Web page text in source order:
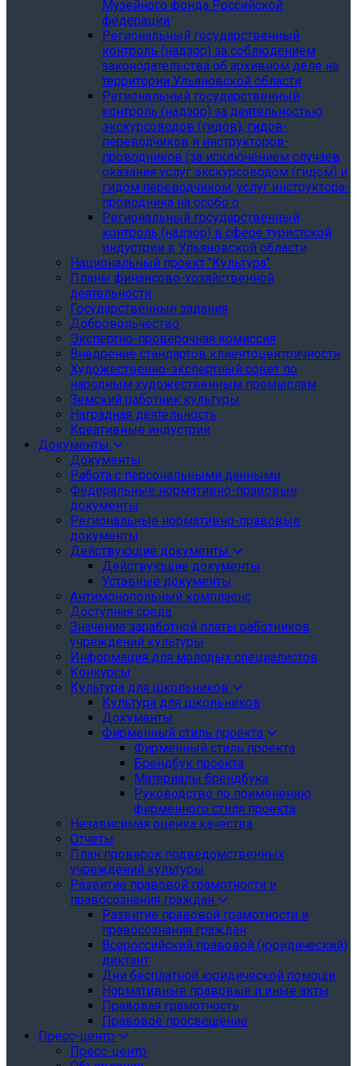
Музейного фонда Российской
федерации
Региональный государственный
контроль (надзор) за соблюдением
законодательства об архивном деле на
территории Ульяновской области
Региональный государственный
контроль (надзор) за деятельностью
экскурсоводов (гидов), гидов-
переводчиков и инструкторов-
проводников (за исключением случаев
оказания услуг экскурсоводом (гидом) и
гидом переводчиком, услуг инструктора-
проводника на особо о
Региональный государственный
контроль (надзор) в сфере туристской
индустрии в Ульяновской области
Национальный проект "Культура"
Планы финансово-хозяйственной
деятельности
Государственные задания
Добровольчество
Экспертно-проверочная комиссия
Внедрение стандартов клиентоцентричности
Художественно-экспертный совет по
народным художественным промыслам
Земский работник культуры
Наградная деятельность
Креативные индустрии
Документы
Документы
Работа с персональными данными
Федеральные нормативно-правовые
документы
Региональные нормативно-правовые
документы
Действующие документы
Действующие документы
Уставные документы
Антимонопольный комплаенс
Доступная среда
Значение заработной платы работников
учреждений культуры
Информация для молодых специалистов
Конкурсы
Культура для школьников
Культура для школьников
Документы
Фирменный стиль проекта
Фирменный стиль проекта
Брендбук проекта
Материалы брендбука
Руководство по применению
фирменного стиля проекта
Независимая оценка качества
Отчеты
План проверок подведомственных
учреждений культуры
Развитие правовой грамотности и
правосознания граждан
Развитие правовой грамотности и
правосознания граждан
Всероссийский правовой (юридический)
диктант
Дни бесплатной юридической помощи
Нормативные правовые и иные акты
Правовая грамотность
Правовое просвещение
Пресс-центр
Пресс-центр